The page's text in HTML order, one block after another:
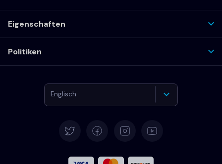
Eigenschaften
Politiken
Englisch